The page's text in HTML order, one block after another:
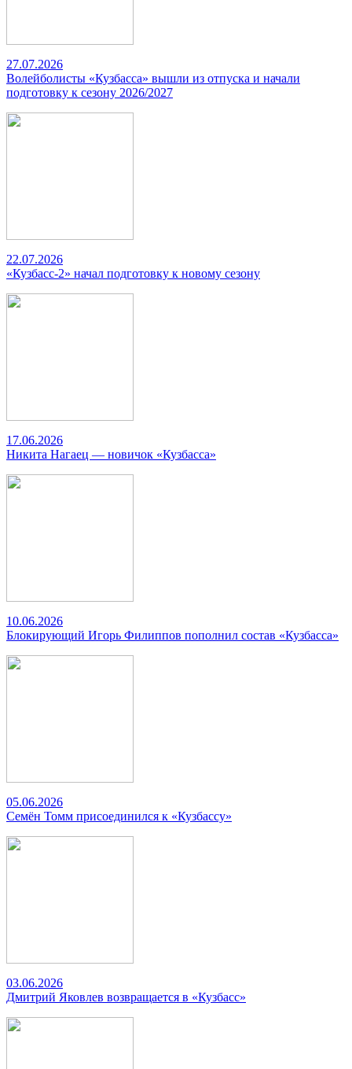
27.07.2026
Волейболисты «Кузбасса» вышли из отпуска и начали
подготовку к сезону 2026/2027
22.07.2026
«Кузбасс-2» начал подготовку к новому сезону
17.06.2026
Никита Нагаец — новичок «Кузбасса»
10.06.2026
Блокирующий Игорь Филиппов пополнил состав «Кузбасса»
05.06.2026
Семён Томм присоединился к «Кузбассу»
03.06.2026
Дмитрий Яковлев возвращается в «Кузбасс»